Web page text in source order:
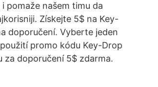
pomaže našem timu da
Získejte 5$ na Key-
doporučení. Vyberte jeden
promo kódu Key-Drop
za doporučení 5$ zdarma.